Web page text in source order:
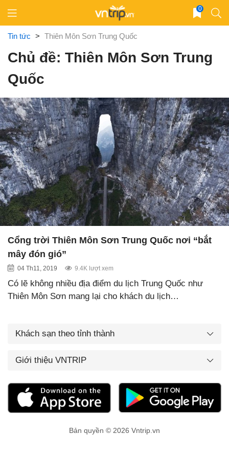
content
0
Tin tức > Thiên Môn Sơn Trung Quốc
Chủ đề: Thiên Môn Sơn Trung
Quốc
Cổng trời Thiên Môn Sơn Trung Quốc nơi “bắt
mây đón gió”
04 Th11, 2019 9.4K lượt xem
Có lẽ không nhiều địa điểm du lịch Trung Quốc như
Thiên Môn Sơn mang lại cho khách du lịch…
Khách sạn theo tỉnh thành
Giới thiệu VNTRIP
Bản quyền © 2026 Vntrip.vn